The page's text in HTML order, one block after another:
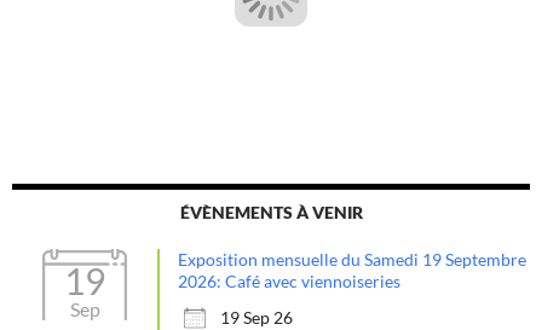
ÉVÈNEMENTS À VENIR
19
Sep
Exposition mensuelle du Samedi 19 Septembre
2026: Café avec viennoiseries
19 Sep 26